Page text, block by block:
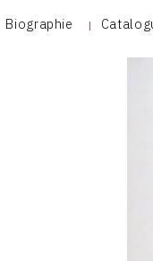
Biographie